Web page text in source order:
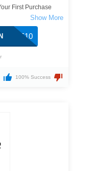
First Purchase
SAVE10
100% Success